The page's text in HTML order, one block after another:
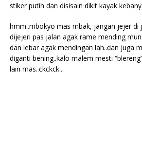
stiker putih dan disisain dikit kayak
hmm..mbokyo mas mbak, jangan jejer di
dijejeri pas jalan agak rame mending
dan lebar agak mendingan lah..dan juga
diganti bening..kalo malem mesti
lain mas..ckckck..